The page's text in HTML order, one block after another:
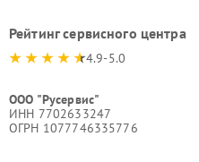
Рейтинг сервисного центра
4.9-5.0
ООО "Русервис"
ИНН 7702633247
ОГРН 1077746335776